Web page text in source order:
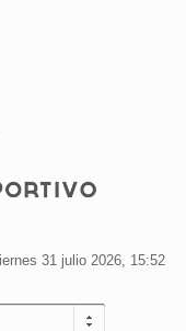
31 julio 2026, 15:52